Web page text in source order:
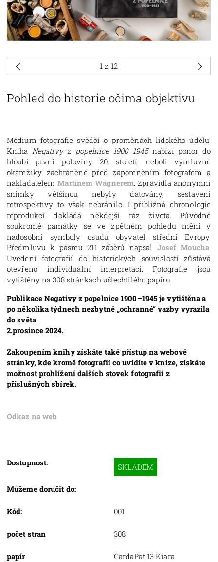
Pohled do historie očima objektivu
Médium fotografie svědčí o proměnách lidského údělu.
Kniha Negativy z popelnice 1900–1945nabízí ponor do
hloubi první poloviny 20. století, neboli výmluvné
okamžiky zachráněné před zapomněním fotografem a
nakladatelemMartinem Wágnerem. Zpravidla anonymní
snímky většinou nebyly datovány, sestavení
retrospektivy to však nebránilo. I přibližná chronologie
reprodukcí dokládá někdejší ráz života. Původně
soukromé památky se ve zpětném pohledu mění v
nadosobní symboly osudů obyvatel střední Evropy.
Předmluvu k pásmu 211 záběrů napsal Josef Moucha.
Uvedení fotografií do historických souvislostí zůstává
otevřeno individuální interpretaci. Fotografie jsou
vytištěny na 308 stránkách ušlechtilého papíru.
Publikace Negativy z popelnice 1900–1945 je vytištěna a
po několika týdnech nezbytné „ochranné“ vazby vyrazila
do světa
2.prosince 2024.
Zakoupením knihy získáte také přístup na webové
stránky, kde kromě fotografií co uvidíte v knize, získáte
možnost prohlížení dalších stovek fotografií z
příslušných sbírek.
Odkaz na web
Dostupnost: SKLADEM
Můžeme doručit do:
Kód: 001
počet stran 308
papír GardaPat 13 Kiara
1 z 12